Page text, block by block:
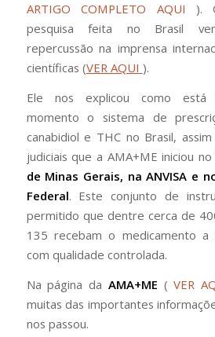
ARTIGO COMPLETO AQUI ).
pesquisa feita no Brasil
repercussão na imprensa
científicas (VER AQUI ).
Ele nos explicou como está
momento o sistema de
canabidiol e THC no Brasil,
judiciais que a AMA+ME iniciou no
de Minas Gerais, na ANVISA e
Federal. Este conjunto de
permitido que dentre cerca de
135 recebam o medicamento a
com qualidade controlada.
Na página da AMA+ME (VER
muitas das importantes
nos passou.